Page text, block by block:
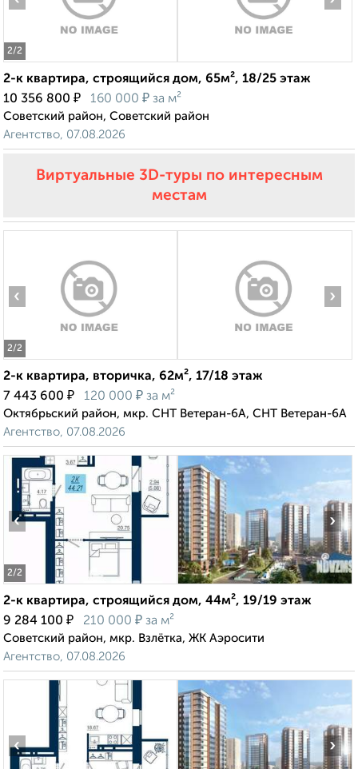
2/2
2-к квартира, строящийся дом, 65м², 18/25 этаж
10 356 800 ₽ 160 000 ₽ за м²
Советский район, Советский район
Агентство, 07.08.2026
Виртуальные 3D-туры по интересным
местам
2/2
‹ ›
2-к квартира, вторичка, 62м², 17/18 этаж
7 443 600 ₽ 120 000 ₽ за м²
Октябрьский район, мкр. СНТ Ветеран-6А, СНТ Ветеран-6А
Агентство, 07.08.2026
2/2
‹ ›
2-к квартира, строящийся дом, 44м², 19/19 этаж
9 284 100 ₽ 210 000 ₽ за м²
Советский район, мкр. Взлётка, ЖК Аэросити
Агентство, 07.08.2026
‹ ›